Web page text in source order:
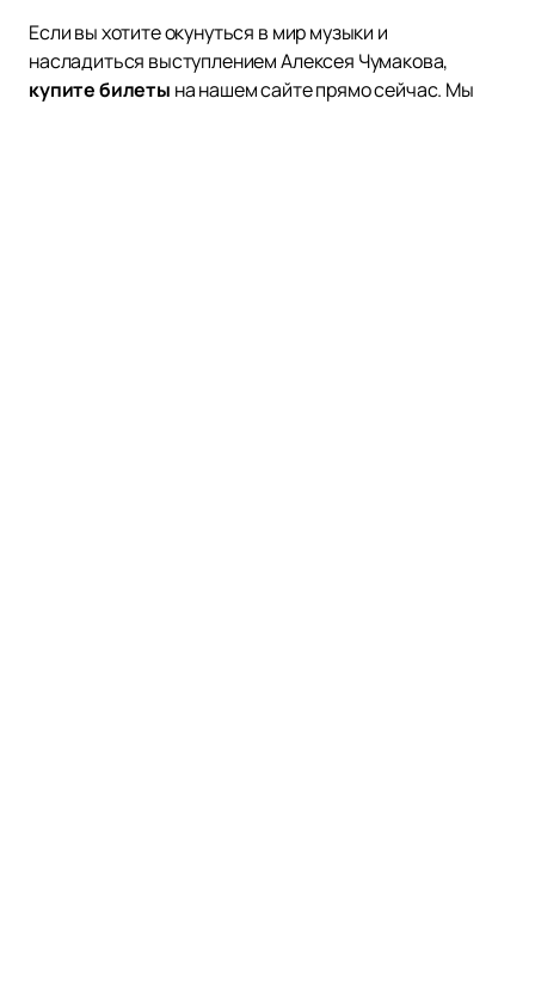
Если вы хотите окунуться в мир музыки и
насладиться выступлением Алексея Чумакова,
купите билеты на нашем сайте прямо сейчас. Мы